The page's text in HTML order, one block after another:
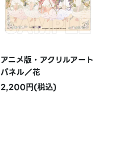
アニメ版・アクリルアート
パネル／花
2,200円(税込)